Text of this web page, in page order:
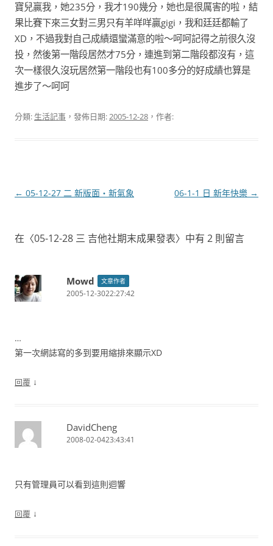
寶兒贏我，她235分，我才190幾分，她也是很厲害的啦，結
果比賽下來三女對三男只有羊咩咩贏gigi，我和廷廷都輸了
XD，不過我對自己成績還蠻滿意的啦～呵呵記得之前很久沒
投，然後第一階段居然才75分，連進到第二階段都沒有，這
次一樣很久沒玩居然第一階段也有100多分的好成績也算是
進步了～呵呵
分類: 生活記事 ，發佈日期:2005-12-28 ，作者:
文
覽
← 05-12-27 二 新版面‧新氣象 06-1-1 日 新年快樂 →
在〈05-12-28 三 吉他社期末成果發表〉中有 2 則留言
Mowd 文章作者
2005-12-3022:27:42
…
第一次網誌寫的多到要用縮排來顯示XD
回覆 ↓
DavidCheng
2008-02-0423:43:41
只有管理員可以看到這則迴響
回覆 ↓